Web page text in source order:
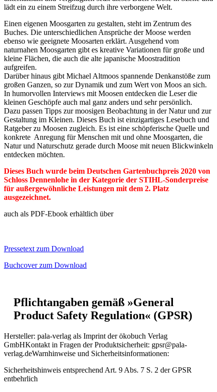
lädt ein zu einem Streifzug durch ihre verborgene Welt.
Einen eigenen Moosgarten zu gestalten, steht im Zentrum des
Buches. Die unterschiedlichen Ansprüche der Moose werden
ebenso wie geeignete Moosarten erklärt. Ausgehend vom
naturnahen Moosgarten gibt es kreative Variationen für große und
kleine Flächen, die auch die alte japanische Moostradition
aufgreifen.
Darüber hinaus gibt Michael Altmoos spannende Denkanstöße zum
großen Ganzen, so zur Dynamik und zum Wert von Moos an sich.
In humorvollen Interviews mit Moosen entdecken die Leser die
kleinen Geschöpfe auch mal ganz anders und sehr persönlich.
Dazu passen Tipps zur moosigen Beobachtung in der Natur und zur
Gestaltung im Kleinen. Dieses Buch ist einzigartiges Lesebuch und
Ratgeber zu Moosen zugleich. Es ist eine schöpferische Quelle und
konkrete Anregung für Menschen mit und ohne Moosgarten, die
Natur und Naturschutz gerade durch Moose mit neuen Blickwinkeln
entdecken möchten.
Dieses Buch wurde beim Deutschen Gartenbuchpreis 2020 von
Schloss Dennenlohe in der Kategorie der STIHL-Sonderpreise
für außergewöhnliche Leistungen mit dem 2. Platz
ausgezeichnet.
auch als PDF-Ebook erhältlich über
Pressetext zum Download
Buchcover zum Download
Pflichtangaben gemäß »General
Product Safety Regulation« (GPSR)
Hersteller: pala-verlag als Imprint der ökobuch Verlag
GmbHKontakt in Fragen der Produktsicherheit: gpsr@pala-
verlag.deWarnhinweise und Sicherheitsinformationen:
Sicherheitshinweis entsprechend Art. 9 Abs. 7 S. 2 der GPSR
entbehrlich